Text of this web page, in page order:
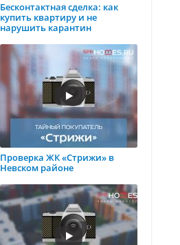
Бесконтактная сделка: как
купить квартиру и не
нарушить карантин
Проверка ЖК «Стрижи» в
Невском районе